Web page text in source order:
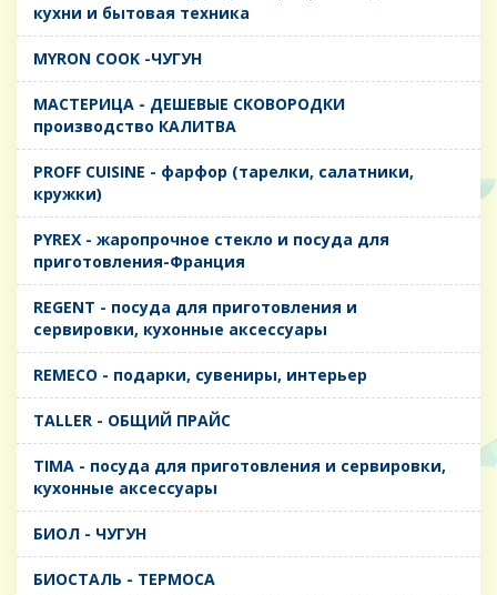
кухни и бытовая техника
MYRON COOK -ЧУГУН
MАСТЕРИЦА - ДЕШЕВЫЕ СКОВОРОДКИ
производство КАЛИТВА
PROFF CUISINE - фарфор (тарелки, салатники,
кружки)
PYREX - жаропрочное стекло и посуда для
приготовления-Франция
REGENT - посуда для приготовления и
сервировки, кухонные аксессуары
REMECO - подарки, сувениры, интерьер
TALLER - ОБЩИЙ ПРАЙС
TIMA - посуда для приготовления и сервировки,
кухонные аксессуары
БИОЛ - ЧУГУН
БИОСТАЛЬ - ТЕРМОСА